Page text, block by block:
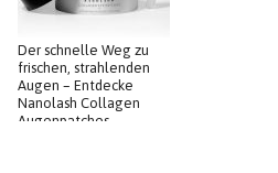
Der schnelle Weg zu
frischen, strahlenden
Augen – Entdecke
Nanolash Collagen
Augenpatches